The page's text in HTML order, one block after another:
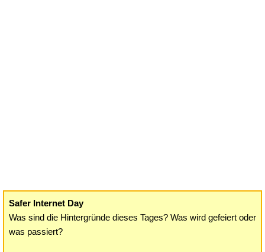
Safer Internet Day
Was sind die Hintergründe dieses Tages? Was wird gefeiert oder
was passiert?